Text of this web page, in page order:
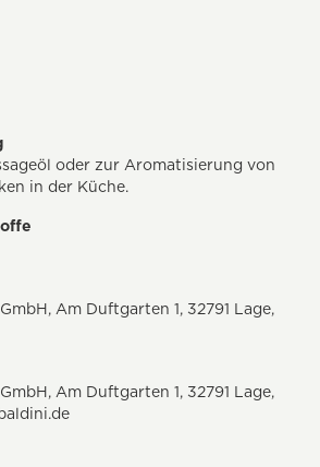
oder zur Aromatisierung von
in der Küche.
Am Duftgarten 1, 32791 Lage,
Am Duftgarten 1, 32791 Lage,